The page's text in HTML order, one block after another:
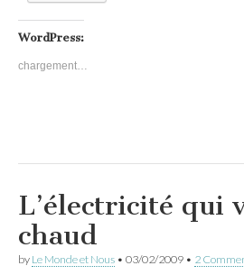
WordPress:
chargement…
L’électricité qui
chaud
by Le Monde et Nous • 03/02/2009 • 2